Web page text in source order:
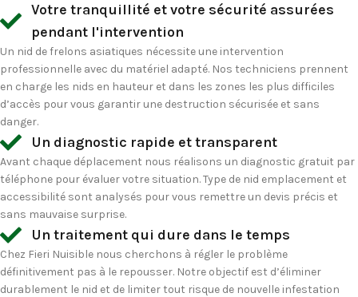
Votre tranquillité et votre sécurité assurées
pendant l'intervention
Un nid de frelons asiatiques nécessite une intervention
professionnelle avec du matériel adapté. Nos techniciens prennent
en charge les nids en hauteur et dans les zones les plus difficiles
d’accès pour vous garantir une destruction sécurisée et sans
danger.
Un diagnostic rapide et transparent
Avant chaque déplacement nous réalisons un diagnostic gratuit par
téléphone pour évaluer votre situation. Type de nid emplacement et
accessibilité sont analysés pour vous remettre un devis précis et
sans mauvaise surprise.
Un traitement qui dure dans le temps
Chez Fieri Nuisible nous cherchons à régler le problème
définitivement pas à le repousser. Notre objectif est d’éliminer
durablement le nid et de limiter tout risque de nouvelle infestation